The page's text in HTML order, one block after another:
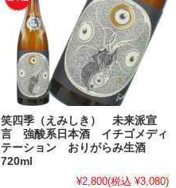
笑四季（えみしき） 未来派宣
言 強酸系日本酒 イチゴメディ
テーション おりがらみ生酒
720ml
¥2,800(税込 ¥3,080)